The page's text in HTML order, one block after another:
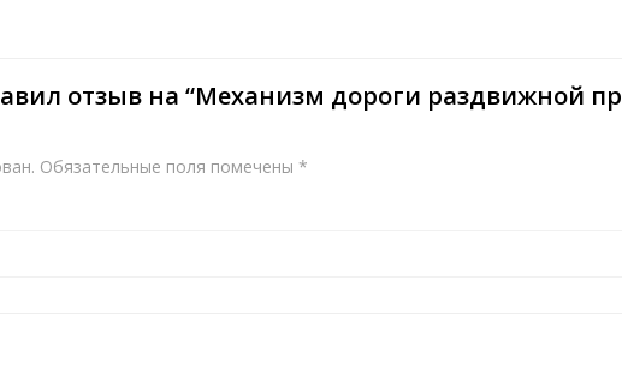
отзыв на “Механизм дороги раздвижной
Обязательные поля помечены *